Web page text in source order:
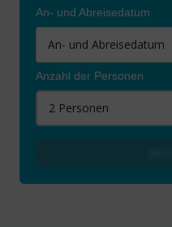
An- und Abreisedatum
Anzahl der Personen
2 Personen